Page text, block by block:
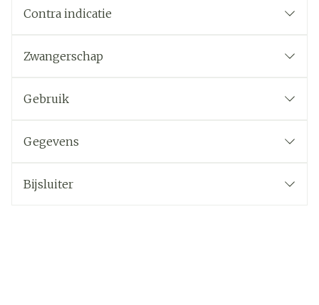
Contra indicatie
Zwangerschap
Gebruik
Gegevens
Bijsluiter